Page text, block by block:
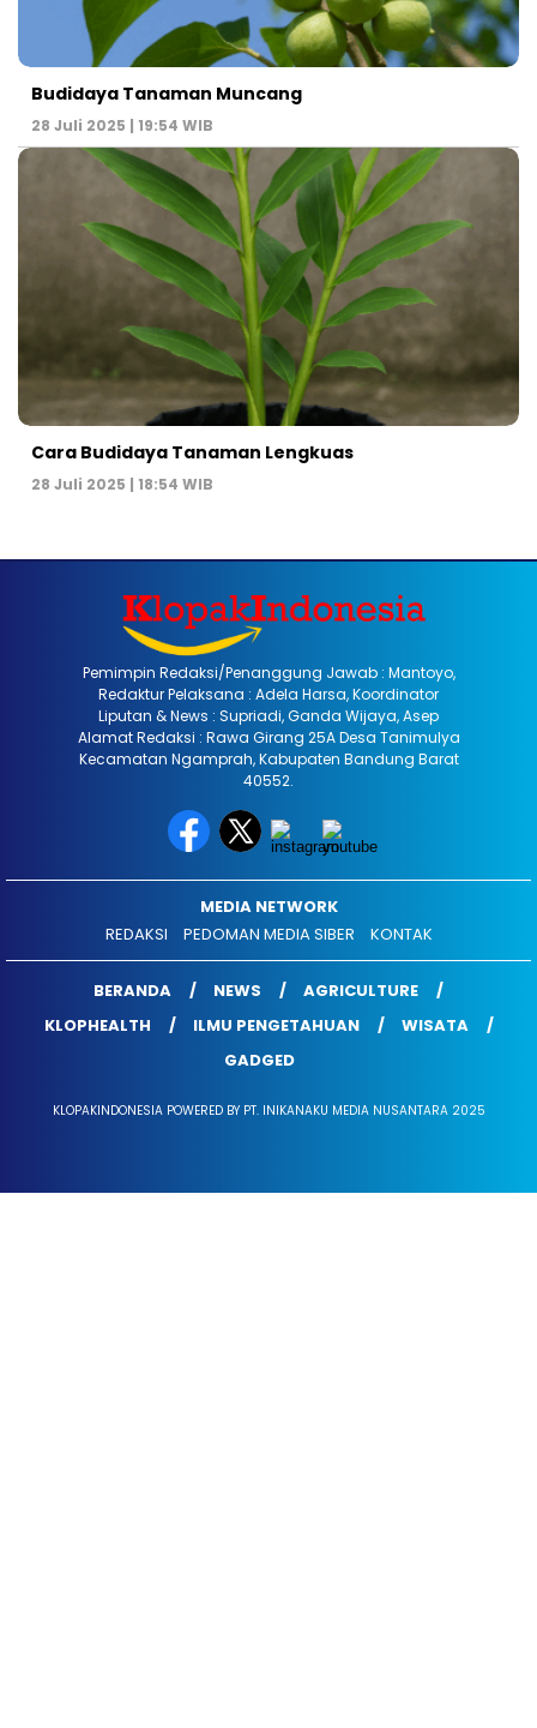
Budidaya Tanaman Muncang
28 Juli 2025 | 19:54 WIB
Cara Budidaya Tanaman Lengkuas
28 Juli 2025 | 18:54 WIB
Pemimpin Redaksi/Penanggung Jawab : Mantoyo,
Redaktur Pelaksana : Adela Harsa, Koordinator
Liputan & News : Supriadi, Ganda Wijaya, Asep
Alamat Redaksi : Rawa Girang 25A Desa Tanimulya
Kecamatan Ngamprah, Kabupaten Bandung Barat
40552.
MEDIA NETWORK
REDAKSI
PEDOMAN MEDIA SIBER KONTAK
BERANDA NEWS
AGRICULTURE
KLOPHEALTH
ILMU PENGETAHUAN
WISATA
GADGED
KLOPAKINDONESIA POWERED BY PT. INIKANAKU MEDIA NUSANTARA 2025